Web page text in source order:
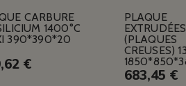
CARBURE
1400°C
390*390*20
€
PLAQUE
EXTRUDÉES
(PLAQUES
CREUSES)
683,45 €